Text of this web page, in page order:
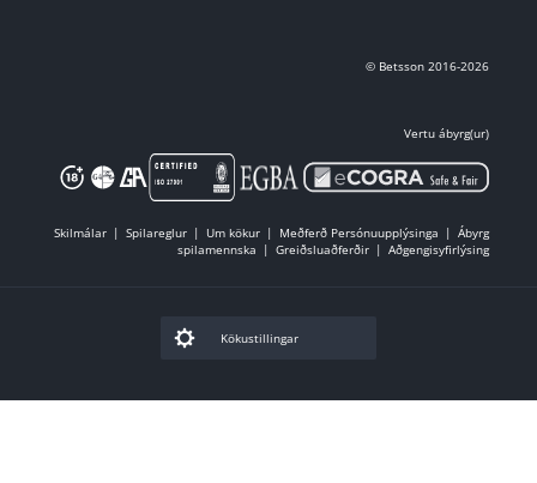
© Betsson 2016-2026
Vertu ábyrg(ur)
Skilmálar Spilareglur Um kökur Meðferð Persónuupplýsinga
Ábyrg
spilamennska
Greiðsluaðferðir Aðgengisyfirlýsing
Kökustillingar